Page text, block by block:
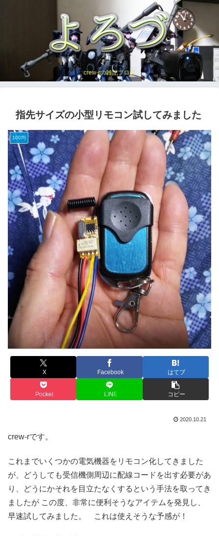
crew-rの雑記ブログ
指先サイズの小型リモコン試してみました
100均
X Facebook はてブ
Pocket LINE コピー
2020.10.21
crew-rです。
これまでいくつかの電気機器をリモコン化してきました
が、どうしても受信機側周辺に配線コードを出す必要があ
り、どうにかそれを目立たなくするという手法を取ってき
ましたが この度、非常に便利そうなアイテムを発見し、
早速試してみました。 これは使えそうな予感が！